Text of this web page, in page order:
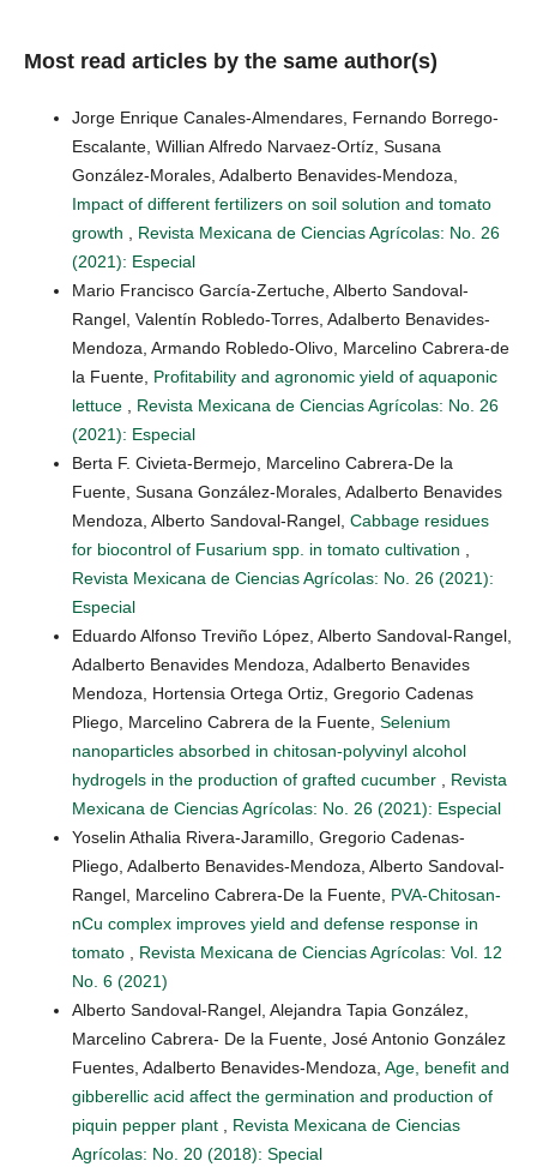
Most read articles by the same author(s)
Jorge Enrique Canales-Almendares, Fernando Borrego-
Escalante, Willian Alfredo Narvaez-Ortíz, Susana
González-Morales, Adalberto Benavides-Mendoza,
Impact of different fertilizers on soil solution and tomato
growth
Revista Mexicana de Ciencias Agrícolas: No. 26
(2021): Especial
Mario Francisco García-Zertuche, Alberto Sandoval-
Rangel, Valentín Robledo-Torres, Adalberto Benavides-
Mendoza, Armando Robledo-Olivo, Marcelino Cabrera-de
la Fuente, Profitability and agronomic yield of aquaponic
lettuce
Revista Mexicana de Ciencias Agrícolas: No. 26
(2021): Especial
Berta F. Civieta-Bermejo, Marcelino Cabrera-De la
Fuente, Susana González-Morales, Adalberto Benavides
Mendoza, Alberto Sandoval-Rangel, Cabbage residues
for biocontrol of Fusarium spp. in tomato cultivation
Revista Mexicana de Ciencias Agrícolas: No. 26 (2021):
Especial
Eduardo Alfonso Treviño López, Alberto Sandoval-Rangel,
Adalberto Benavides Mendoza, Adalberto Benavides
Mendoza, Hortensia Ortega Ortiz, Gregorio Cadenas
Pliego, Marcelino Cabrera de la Fuente, Selenium
nanoparticles absorbed in chitosan-polyvinyl alcohol
hydrogels in the production of grafted cucumber
Revista
Mexicana de Ciencias Agrícolas: No. 26 (2021): Especial
Yoselin Athalia Rivera-Jaramillo, Gregorio Cadenas-
Pliego, Adalberto Benavides-Mendoza, Alberto Sandoval-
Rangel, Marcelino Cabrera-De la Fuente, PVA-Chitosan-
nCu complex improves yield and defense response in
tomato
Revista Mexicana de Ciencias Agrícolas: Vol. 12
No. 6 (2021)
Alberto Sandoval-Rangel, Alejandra Tapia González,
Marcelino Cabrera- De la Fuente, José Antonio González
Fuentes, Adalberto Benavides-Mendoza, Age, benefit and
gibberellic acid affect the germination and production of
piquin pepper plant
Revista Mexicana de Ciencias
Agrícolas: No. 20 (2018): Special